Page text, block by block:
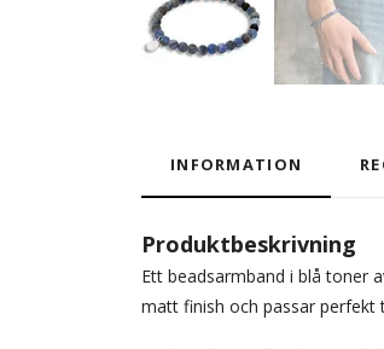
INFORMATION
Produktbeskrivning
Ett beadsarmband i blå toner
matt finish och passar perfekt